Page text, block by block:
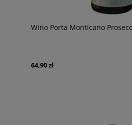
Wino Porta Monticano
64,90 zł